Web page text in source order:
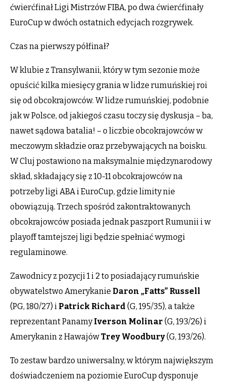
ćwierćfinał Ligi Mistrzów FIBA, po dwa ćwierćfinały
EuroCup w dwóch ostatnich edycjach rozgrywek.
Czas na pierwszy półfinał?
W klubie z Transylwanii, który w tym sezonie może
opuścić kilka miesięcy grania w lidze rumuńskiej roi
się od obcokrajowców. W lidze rumuńskiej, podobnie
jak w Polsce, od jakiegoś czasu toczy się dyskusja – ba,
nawet sądowa batalia! – o liczbie obcokrajowców w
meczowym składzie oraz przebywających na boisku.
W Cluj postawiono na maksymalnie międzynarodowy
skład, składający się z 10-11 obcokrajowców na
potrzeby ligi ABA i EuroCup, gdzie limity nie
obowiązują. Trzech spośród zakontraktowanych
obcokrajowców posiada jednak paszport Rumunii i w
playoff tamtejszej ligi będzie spełniać wymogi
regulaminowe.
Zawodnicy z pozycji 1 i 2 to posiadający rumuńskie
obywatelstwo Amerykanie Daron „Fatts” Russell
(PG, 180/27) i Patrick Richard (G, 195/35), a także
reprezentant PanamyIverson Molinar (G, 193/26) i
Amerykanin z HawajówTrey Woodbury(G, 193/26).
To zestaw bardzo uniwersalny, w którym największym
doświadczeniem na poziomie EuroCup dysponuje